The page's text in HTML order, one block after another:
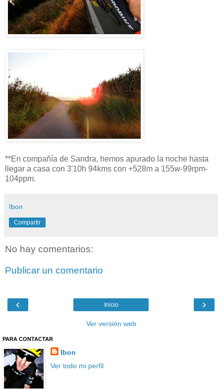
**En compañía de Sandra, hemos apurado la noche hasta
llegar a casa con 3'10h 94kms con +528m a 155w-99rpm-
104ppm.
Ibon
Compartir
No hay comentarios:
Publicar un comentario
‹ ›
Inicio
Ver versión web
PARA CONTACTAR
Ibon
Ver todo mi perfil